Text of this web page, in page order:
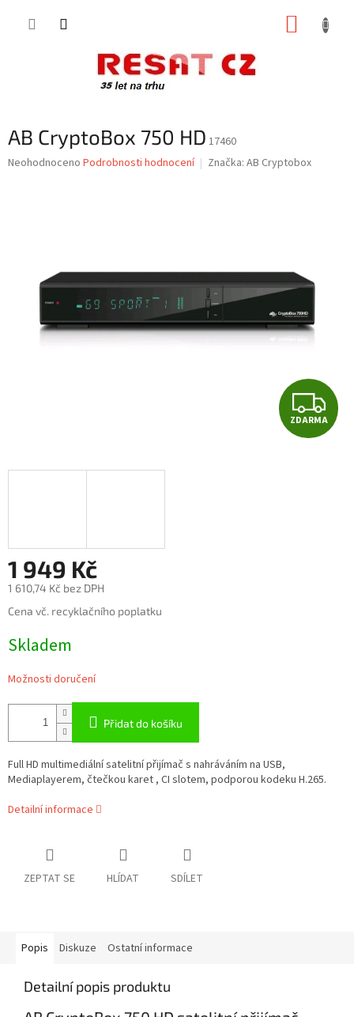
AB CryptoBox 750 HD 17460
Průměrné
Neohodnoceno Podrobnosti hodnocení Značka: AB Cryptobox
Z
D
ZDARMA
1 949 Kč
1 610,74 Kč bez DPH
Měrná
Cena vč. recyklačního poplatku
Skladem
Možnosti doručení
Přidat do košíku
Full HD multimediální satelitní přijímač s nahráváním na USB,
Mediaplayerem, čtečkou karet , CI slotem, podporou kodeku H.265.
Detailní informace
ZEPTAT SE HLÍDAT SDÍLET
Popis Diskuze Ostatní informace
Detailní popis produktu